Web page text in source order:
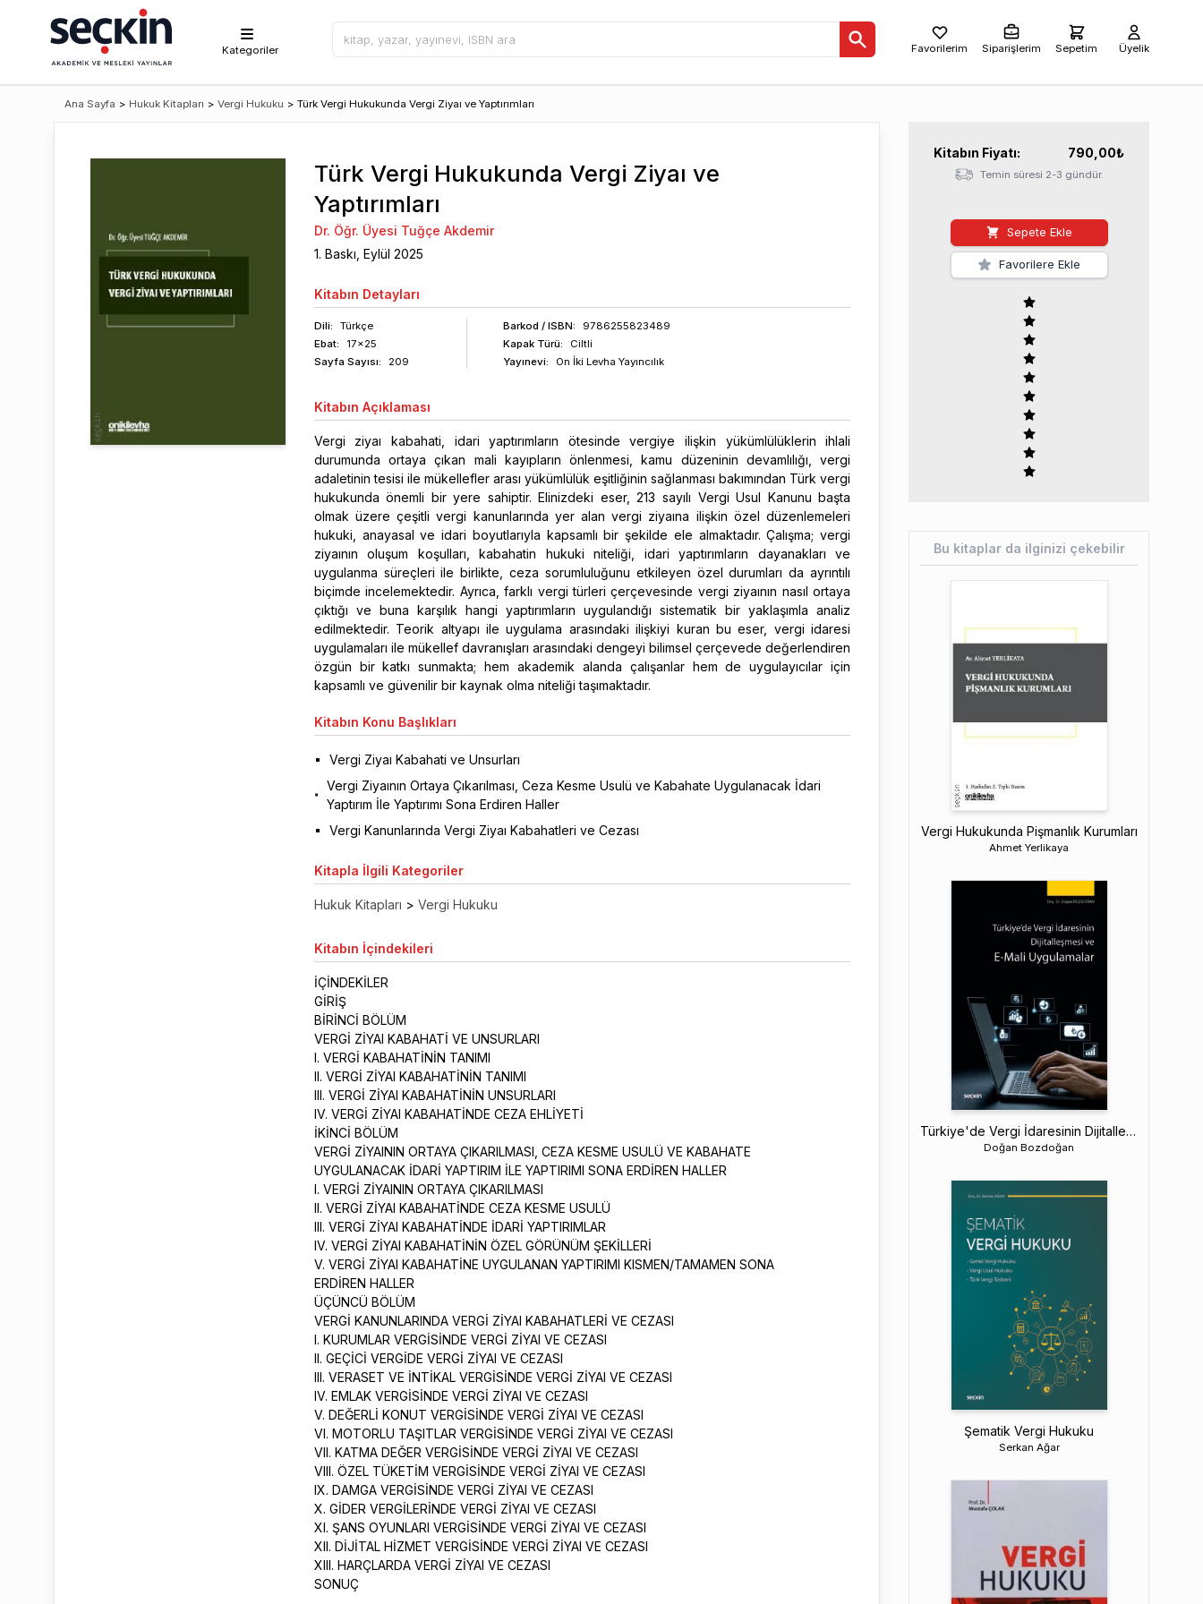
Kategoriler Favorilerim Siparişlerim Sepetim Üyelik
Ana Sayfa > Hukuk Kitapları > Vergi Hukuku > Türk Vergi Hukukunda Vergi Ziyaı ve Yaptırımları
Türk Vergi Hukukunda Vergi Ziyaı ve
Yaptırımları
Dr. Öğr. Üyesi Tuğçe Akdemir
1. Baskı, Eylül 2025
Kitabın Detayları
Dili:
Türkçe
Ebat:
17x25
Sayfa Sayısı: 209
Barkod / ISBN:
9786255823489
Kapak Türü:
Ciltli
Yayınevi:
On İki Levha Yayıncılık
Kitabın Açıklaması
Vergi ziyaı kabahati, idari yaptırımların ötesinde vergiye ilişkin yükümlülüklerin ihlali
durumunda ortaya çıkan mali kayıpların önlenmesi, kamu düzeninin devamlılığı, vergi
adaletinin tesisi ile mükellefler arası yükümlülük eşitliğinin sağlanması bakımından Türk vergi
hukukunda önemli bir yere sahiptir. Elinizdeki eser, 213 sayılı Vergi Usul Kanunu başta
olmak üzere çeşitli vergi kanunlarında yer alan vergi ziyaına ilişkin özel düzenlemeleri
hukuki, anayasal ve idari boyutlarıyla kapsamlı bir şekilde ele almaktadır. Çalışma; vergi
ziyaının oluşum koşulları, kabahatin hukuki niteliği, idari yaptırımların dayanakları ve
uygulanma süreçleri ile birlikte, ceza sorumluluğunu etkileyen özel durumları da ayrıntılı
biçimde incelemektedir. Ayrıca, farklı vergi türleri çerçevesinde vergi ziyaının nasıl ortaya
çıktığı ve buna karşılık hangi yaptırımların uygulandığı sistematik bir yaklaşımla analiz
edilmektedir. Teorik altyapı ile uygulama arasındaki ilişkiyi kuran bu eser, vergi idaresi
uygulamaları ile mükellef davranışları arasındaki dengeyi bilimsel çerçevede değerlendiren
özgün bir katkı sunmakta; hem akademik alanda çalışanlar hem de uygulayıcılar için
kapsamlı ve güvenilir bir kaynak olma niteliği taşımaktadır.
Kitabın Konu Başlıkları
Vergi Ziyaı Kabahati ve Unsurları
Vergi Ziyaının Ortaya Çıkarılması, Ceza Kesme Usulü ve Kabahate Uygulanacak İdari
Yaptırım İle Yaptırımı Sona Erdiren Haller
Vergi Kanunlarında Vergi Ziyaı Kabahatleri ve Cezası
Kitapla İlgili Kategoriler
Hukuk Kitapları > Vergi Hukuku
Kitabın İçindekileri
İÇİNDEKİLER
GİRİŞ
BİRİNCİ BÖLÜM
VERGİ ZİYAI KABAHATİ VE UNSURLARI
I. VERGİ KABAHATİNİN TANIMI
II. VERGİ ZİYAI KABAHATİNİN TANIMI
III. VERGİ ZİYAI KABAHATİNİN UNSURLARI
IV. VERGİ ZİYAI KABAHATİNDE CEZA EHLİYETİ
İKİNCİ BÖLÜM
VERGİ ZİYAININ ORTAYA ÇIKARILMASI, CEZA KESME USULÜ VE KABAHATE
UYGULANACAK İDARİ YAPTIRIM İLE YAPTIRIMI SONA ERDİREN HALLER
I. VERGİ ZİYAININ ORTAYA ÇIKARILMASI
II. VERGİ ZİYAI KABAHATİNDE CEZA KESME USULÜ
III. VERGİ ZİYAI KABAHATİNDE İDARİ YAPTIRIMLAR
IV. VERGİ ZİYAI KABAHATİNİN ÖZEL GÖRÜNÜM ŞEKİLLERİ
V. VERGİ ZİYAI KABAHATİNE UYGULANAN YAPTIRIMI KISMEN/TAMAMEN SONA
ERDİREN HALLER
ÜÇÜNCÜ BÖLÜM
VERGİ KANUNLARINDA VERGİ ZİYAI KABAHATLERİ VE CEZASI
I. KURUMLAR VERGİSİNDE VERGİ ZİYAI VE CEZASI
II. GEÇİCİ VERGİDE VERGİ ZİYAI VE CEZASI
III. VERASET VE İNTİKAL VERGİSİNDE VERGİ ZİYAI VE CEZASI
IV. EMLAK VERGİSİNDE VERGİ ZİYAI VE CEZASI
V. DEĞERLİ KONUT VERGİSİNDE VERGİ ZİYAI VE CEZASI
VI. MOTORLU TAŞITLAR VERGİSİNDE VERGİ ZİYAI VE CEZASI
VII. KATMA DEĞER VERGİSİNDE VERGİ ZİYAI VE CEZASI
VIII. ÖZEL TÜKETİM VERGİSİNDE VERGİ ZİYAI VE CEZASI
IX. DAMGA VERGİSİNDE VERGİ ZİYAI VE CEZASI
X. GİDER VERGİLERİNDE VERGİ ZİYAI VE CEZASI
XI. ŞANS OYUNLARI VERGİSİNDE VERGİ ZİYAI VE CEZASI
XII. DİJİTAL HİZMET VERGİSİNDE VERGİ ZİYAI VE CEZASI
XIII. HARÇLARDA VERGİ ZİYAI VE CEZASI
SONUÇ
Kitabın Fiyatı: 790,00₺
Temin süresi 2-3 gündür.
Sepete Ekle
Favorilere Ekle
Bu kitaplar da ilginizi çekebilir
Vergi Hukukunda Pişmanlık Kurumları
Ahmet Yerlikaya
Türkiye'de Vergi İdaresinin Dijitalleşmesi ve E–Mali Uygulamalar
Doğan Bozdoğan
Şematik Vergi Hukuku
Serkan Ağar